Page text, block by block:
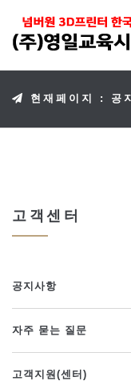
현재페이지 : 공
고객센터
공지사항
자주 묻는 질문
고객지원(센터)